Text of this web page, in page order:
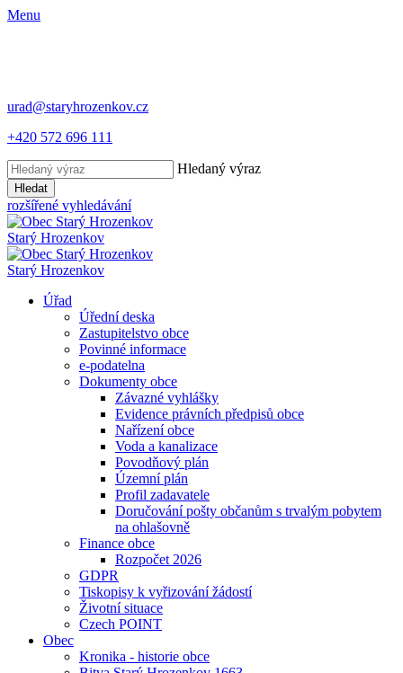
Menu
urad@staryhrozenkov.cz
+420 572 696 111
Hledaný výraz
Hledat
rozšířené vyhledávání
Starý Hrozenkov
Starý Hrozenkov
Úřad
Úřední deska
Zastupitelstvo obce
Povinné informace
e-podatelna
Dokumenty obce
Závazné vyhlášky
Evidence právních předpisů obce
Nařízení obce
Voda a kanalizace
Povodňový plán
Územní plán
Profil zadavatele
Doručování pošty občanům s trvalým pobytem
na ohlašovně
Finance obce
Rozpočet 2026
GDPR
Tiskopisy k vyřizování žádostí
Životní situace
Czech POINT
Obec
Kronika - historie obce